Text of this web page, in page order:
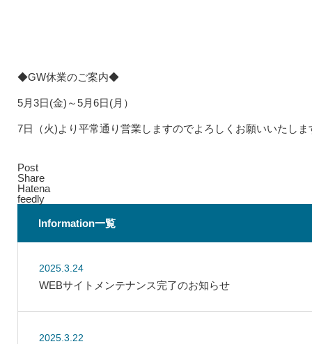
◆GW休業のご案内◆
5月3日(金)～5月6日(月）
7日（火)より平常通り営業しますのでよろしくお願いいたしま
Post
Share
Hatena
feedly
Information一覧
2025.3.24
WEBサイトメンテナンス完了のお知らせ
2025.3.22